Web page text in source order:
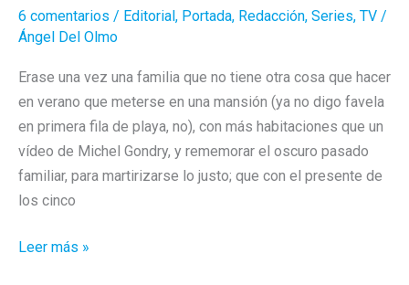
6 comentarios / Editorial, Portada, Redacción, Series, TV /
Ángel Del Olmo
Erase una vez una familia que no tiene otra cosa que hacer
en verano que meterse en una mansión (ya no digo favela
en primera fila de playa, no), con más habitaciones que un
vídeo de Michel Gondry, y rememorar el oscuro pasado
familiar, para martirizarse lo justo; que con el presente de
los cinco
La
Leer más »